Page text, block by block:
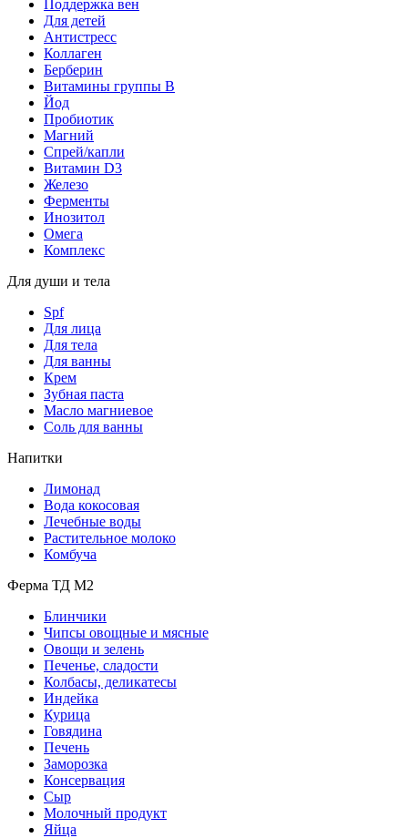
Поддержка вен
Для детей
Антистресс
Коллаген
Берберин
Витамины группы B
Йод
Пробиотик
Магний
Спрей/капли
Витамин D3
Железо
Ферменты
Инозитол
Омега
Комплекс
Для души и тела
Spf
Для лица
Для тела
Для ванны
Крем
Зубная паста
Масло магниевое
Соль для ванны
Напитки
Лимонад
Вода кокосовая
Лечебные воды
Растительное молоко
Комбуча
Ферма ТД М2
Блинчики
Чипсы овощные и мясные
Овощи и зелень
Печенье, сладости
Колбасы, деликатесы
Индейка
Курица
Говядина
Печень
Заморозка
Консервация
Сыр
Молочный продукт
Яйца